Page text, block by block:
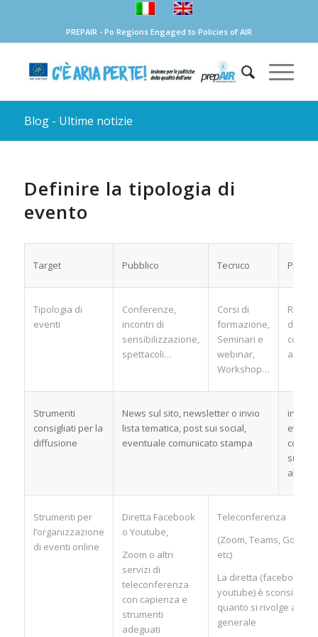
PREPAIR - Po Regions Engaged to Policies of AIR
Blog - Ultime notizie
Definire la tipologia di
evento
Target Pubblico Tecnico Privato
Tipologia di
eventi
Conferenze,
incontri di
sensibilizzazione,
spettacoli…
Corsi di
formazione,
Seminari e
webinar,
Workshop…
di
con
ad
Strumenti
consigliati per la
diffusione
News sul sito, newsletter o invio
lista tematica, post sui social,
eventuale comunicato stampa
invito
Strumenti per
l’organizzazione
di eventi online
Diretta Facebook
o Youtube,
Zoom o altri
servizi di
teleconferenza
con capienza e
strumenti
adeguati
Teleconferenza
(Zoom, Teams, Google
etc)
La diretta (facebook o
youtube) è
quanto si rivolge al
generale